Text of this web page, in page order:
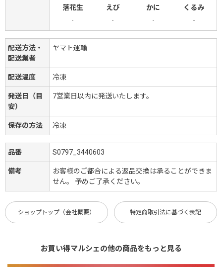
落花生 えび かに
くるみ
-
- - -
配送方法・
配送業者
ヤマト運輸
配送温度 冷凍
発送日（目
安）
7営業日以内に発送いたします。
保存の方法 冷凍
品番 S0797_3440603
備考
お客様のご都合による返品交換は承ることができま
せん。 予めご了承ください。
ショップトップ（会社概要） 特定商取引法に基づく表記
お買い得マルシェの他の商品をもっと見る